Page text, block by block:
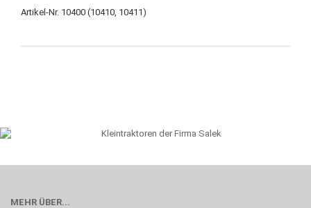
Artikel-Nr. 10400 (10410, 10411)
MEHR ÜBER...